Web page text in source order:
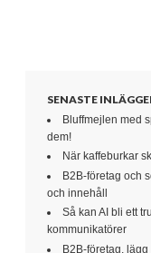
SENASTE
Bluffmejlen med
dem!
När kaffeburkar
B2B-företag och
och innehåll
Så kan AI bli ett
kommunikatörer
B2B-företag,